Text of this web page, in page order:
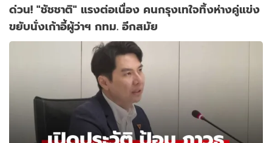
ด่วน! "ชัชชาติ" แรงต่อเนื่อง คนกรุงเทใจทิ้งห่างคู่แข่ง
ขยับนั่งเก้าอี้ผู้ว่าฯ กทม. อีกสมัย